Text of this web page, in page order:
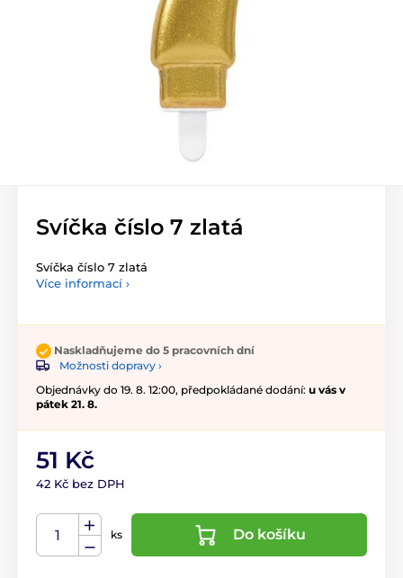
Svíčka číslo 7 zlatá
Svíčka číslo 7 zlatá
Více informací ›
Naskladňujeme do 5 pracovních dní
Možnosti dopravy ›
Objednávky do 19. 8. 12:00, předpokládané dodání: u vás v
pátek 21. 8.
51 Kč
42 Kč bez DPH
ks Do košíku